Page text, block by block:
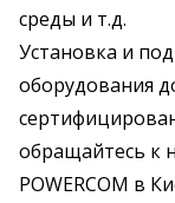
среды и т.д.
Установка и
оборудования
обращайтесь к
POWERCOM в